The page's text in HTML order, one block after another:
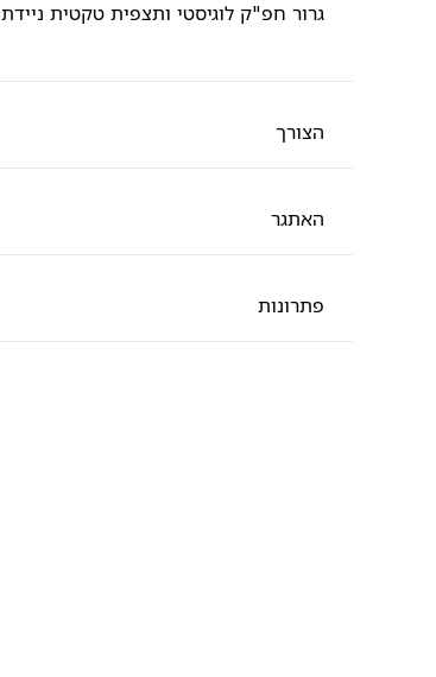
גרור חפ"ק לוגיסטי ותצפית טקטית ניידת
הצורך
האתגר
פתרונות